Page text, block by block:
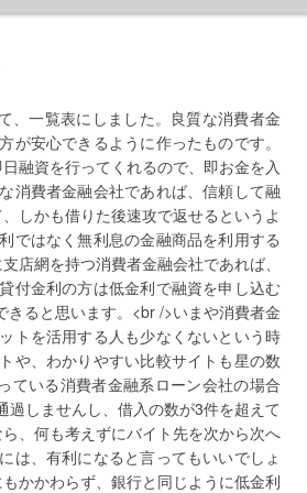
、一覧表にしました。良質な消費者金
安心できるように作ったものです。
融資を行ってくれるので、即お金を入
消費者金融会社であれば、信頼して融
しかも借りた後速攻で返せるというよ
ではなく無利息の金融商品を利用する
店網を持つ消費者金融会社であれば、
付金利の方は低金利で融資を申し込む
ると思います。<br />いまや消費者金
トを活用する人も少なくないという時
や、わかりやすい比較サイトも星の数
ている消費者金融系ローン会社の場合
しませんし、借入の数が3件を超えて
、何も考えずにバイト先を次から次へ
は、有利になると言ってもいいでしょ
かかわらず、銀行と同じように低金利